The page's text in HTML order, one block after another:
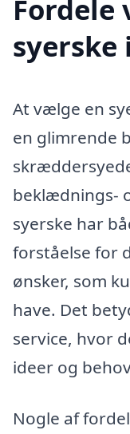
syerske
At vælge en
en glimrende
beklædnings-
syerske har
forståelse for
ønsker, som
have. Det
service, hvor
ideer og
Nogle af